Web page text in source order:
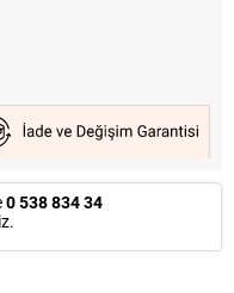
0 538 834 34